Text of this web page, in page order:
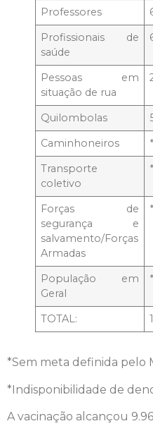
Professores
Profissionais de
saúde
Pessoas em
situação de rua
Quilombolas
Caminhoneiros
Transporte
coletivo
Forças de
segurança e
salvamento/Forças
Armadas
População em
Geral
TOTAL:
*Sem meta definida pelo
*Indisponibilidade de
A vacinação alcançou